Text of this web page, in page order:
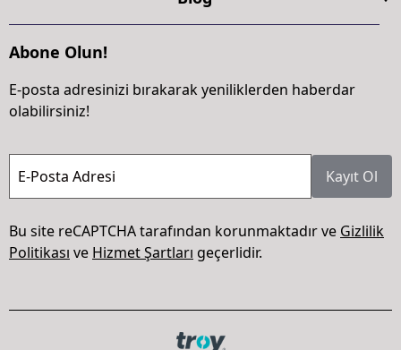
Abone Olun!
E-posta adresinizi bırakarak yeniliklerden haberdar
olabilirsiniz!
E-Posta Adresi Kayıt Ol
Bu site reCAPTCHA tarafından korunmaktadır ve Gizlilik
Politikası ve Hizmet Şartları geçerlidir.